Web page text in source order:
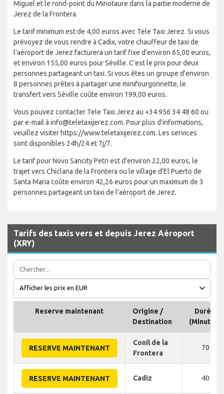
Miguel et le rond-point du Minotaure dans la partie moderne de
Jerez de la Frontera.
Le tarif minimum est de 4,00 euros avec Tele Taxi Jerez. Si vous
prévoyez de vous rendre à Cadix, votre chauffeur de taxi de
l'aéroport de Jerez facturera un tarif fixe d'environ 65,00 euros,
et environ 155,00 euros pour Séville. C'est le prix pour deux
personnes partageant un taxi. Si vous êtes un groupe d'environ
8 personnes prêtes à partager une minifourgonnette, le
transfert vers Séville coûte environ 199,00 euros.
Vous pouvez contacter Tele Taxi Jerez au +34 956 34 48 60 ou
par e-mail à info@teletaxijerez.com. Pour plus d'informations,
veuillez visiter https://www.teletaxijerez.com. Les services
sont disponibles 24h/24 et 7j/7.
Le tarif pour Novo Sancity Petri est d'environ 22,00 euros, le
trajet vers Chiclana de la Frontera ou le village d'El Puerto de
Santa Maria coûte environ 42,26 euros pour un maximum de 3
personnes partageant un taxi de l'aéroport de Jerez.
Tarifs des taxis vers et depuis Jerez Aéroport
(XRY)
Reserve maintenant
Origine /
Destination
Durée
(Minutes)
RESERVE MAINTENANT
Conil de la
Frontera
70
RESERVE MAINTENANT Cadiz 40